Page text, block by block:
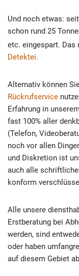
Und noch etwas:
schon rund 25
etc. eingespart. Das
Detektei.
Alternativ können
Rückrufservice
Erfahrung in
fast 100% aller
(Telefon,
noch vor allen
und Diskretion ist
auch alle
konform
Alle unsere
Erstberatung bei
werden, sind
oder haben
auf diesem Gebiet